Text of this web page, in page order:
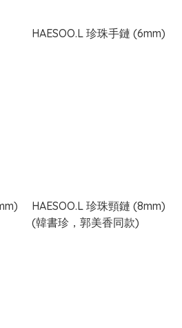
HAESOO.L 珍珠手鏈 (6mm)
HAESOO.L 珍珠頸鏈 (8mm)
(韓書珍，郭美香同款)